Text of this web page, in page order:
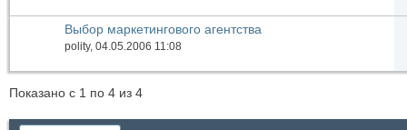
Выбор маркетингового агентства
polity, 04.05.2006 11:08
Показано с 1 по 4 из 4